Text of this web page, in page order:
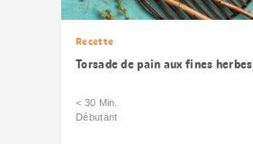
Recette
Torsade de pain aux fines herbes
< 30 Min.
Débutant